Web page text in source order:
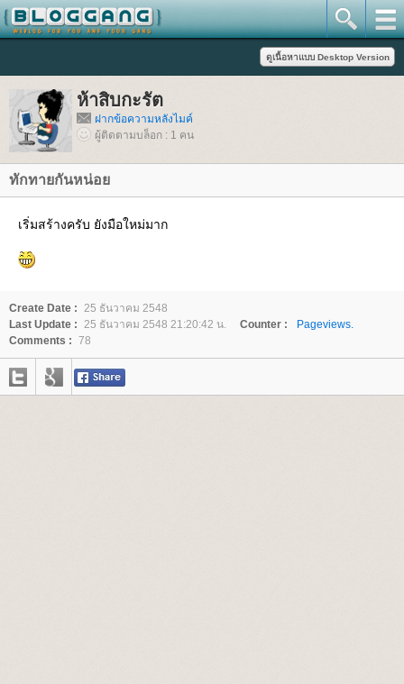
ห้าสิบกะรัต
ฝากข้อความหลังไมค์
ผู้ติดตามบล็อก : 1 คน
ทักทายกันหน่อ
เริ่มสร้างครับ ยังมือใหม่มาก
Create Date : 25 ธันวาคม 2548
Last Update : 25 ธันวาคม 2548 21:20:42 น. Counter :
Pageviews.
Comments : 78